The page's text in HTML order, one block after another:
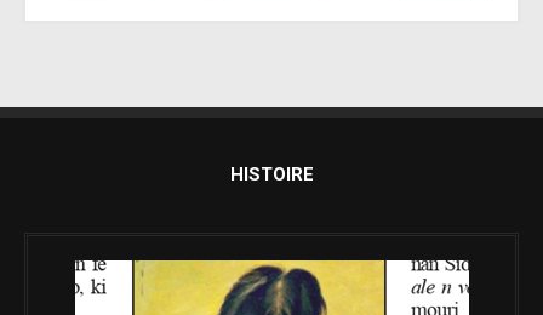
HISTOIRE